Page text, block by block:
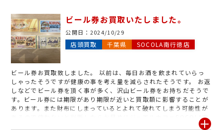
お声掛けください!電話でのお問い合わせも可能ですのでお待ちし
ております
ビール券お買取いたしました。
公開日： 2024/10/29
店頭買取 千葉県 SOCOLA南行徳店
ビール券お買取致しました。 以前は、毎日お酒を飲まれていらっ
しゃったそうですが健康の事を考え量を減らされたそうです。 お返
しなどでビール券を頂く事が多く、沢山ビール券をお持ちだそうで
す。ビール券には期限があり期限が近いと買取額に影響することが
あります。また財布にしまっているとよれて破れてしまう可能性が
あるので使わないと判断したらお早めにジュエルカフェSOCOLA南
行徳店へお持ちください!安心の無料査定で、金券の現金化をさせ